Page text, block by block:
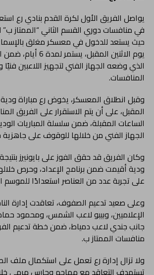
يواصل الفريق الأول لكرة القدم بنادي رع
في منافسات دوري القسم الثاني “الممتاز ب”
حيث يستعد للدخول في معسكر مغلق
يوم الاثنين المقبل،
الذي وضعه الجهاز الفني لتجهيز اللاعبين فنيًا
المنافسات.
وقبل انطلاق المعسكر، يخوض رع مباراة
المقبل، على أن يتم الاستقرار على الفريق
الساعات المقبلة، ضمن سلسلة المباريات
الجهاز الفني من خلالها للوقوف على جاهزية
ودية أقيمت ضمن برنامج الإعداد، وحرص
على تجربة عدد من العناصر استعدادًا للموسم
وعلى صعيد تدعيم الصفوف، تعاقدت إدارة
الإعلاميين، وبيبو لاعب الشمس، ومحمود
جانب جندي لاعب دمياط، ضمن خطة تدعيم
منافسات الممتاز ب.
ولا تزال إدارة رع تعمل على استكمال ملف
تستهدف التعاقد مع مهاجم وحارس مرمى